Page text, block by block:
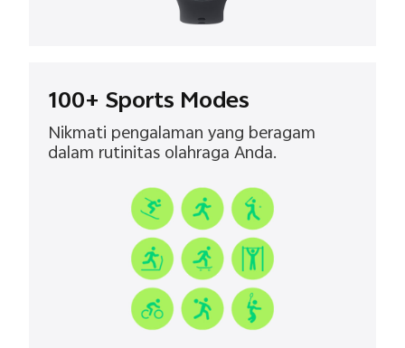
100+ Sports Modes
Nikmati pengalaman yang beragam
dalam rutinitas olahraga Anda.